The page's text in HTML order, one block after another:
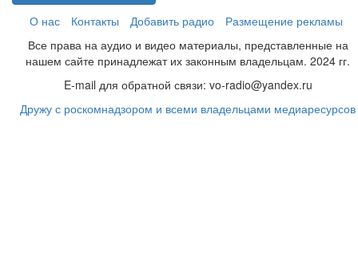
О нас
Контакты Добавить радио
Размещение рекламы
Все права на аудио и видео материалы, представленные на
нашем сайте принадлежат их законным владельцам. 2024 гг.
E-mail для обратной связи: vo-radio@yandex.ru
Дружу с роскомнадзором и всеми владельцами медиаресурсов